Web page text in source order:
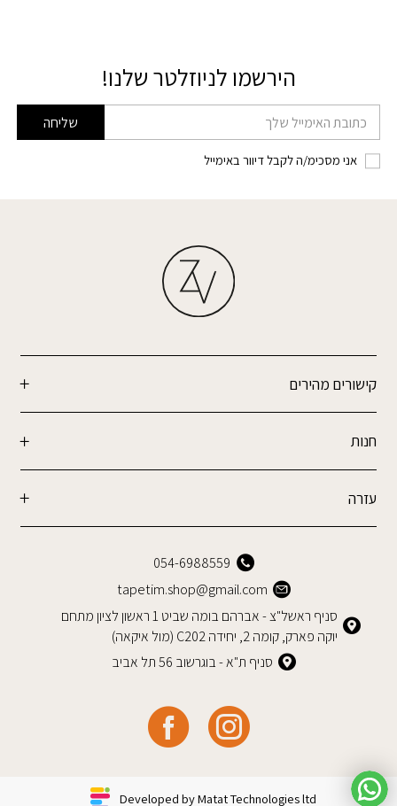
הירשמו לניוזלטר שלנו!
דוא׳׳ל שליחה
אני מסכימ/ה לקבל דיוור באימייל
קישורים מהירים
חנות
עזרה
054-6988559
tapetim.shop@gmail.com
סניף ראשל"צ - אברהם בומה שביט 1 ראשון לציון מתחם
יוקה פארק, קומה 2, יחידה C202 (מול איקאה)
סניף ת"א - בוגרשוב 56 תל אביב
Developed by Matat Technologies ltd